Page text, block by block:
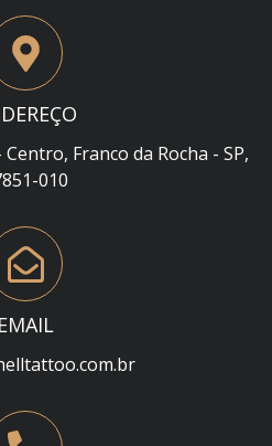
Franco da Rocha - SP,
010
EMAIL